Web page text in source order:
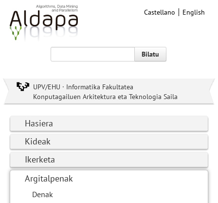
Castellano English
Bilatu
UPV/EHU · Informatika Fakultatea
Konputagailuen Arkitektura eta Teknologia Saila
Hasiera
Kideak
Ikerketa
Argitalpenak
Denak